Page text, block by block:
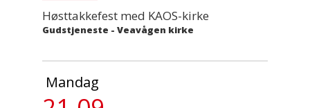
Høsttakkefest med KAOS-kirke
Gudstjeneste - Veavågen kirke
Mandag